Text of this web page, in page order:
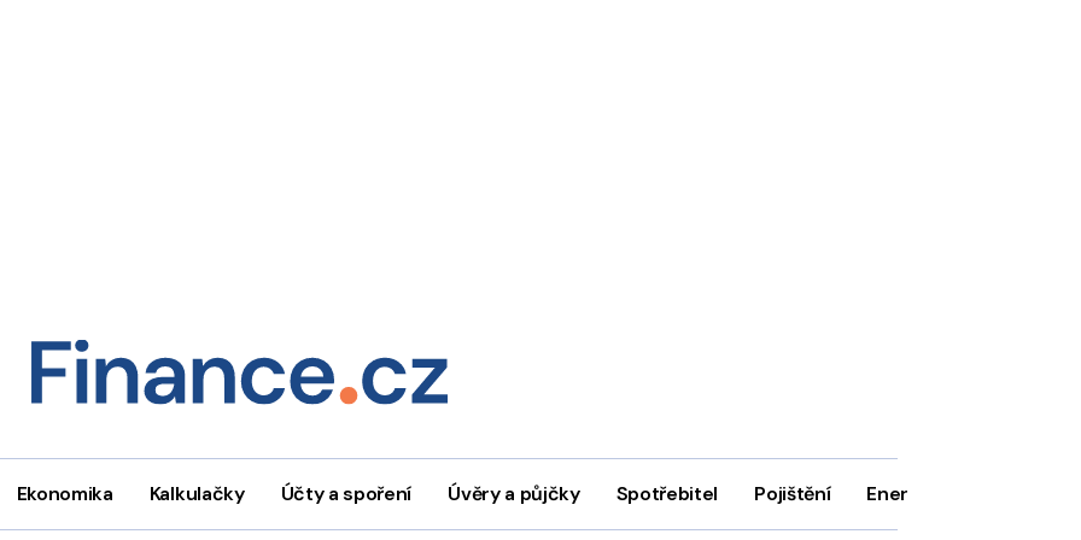
Ekonomika Kalkulačky Účty a spoření Úvěry a půjčky Spotřebitel Pojištění Energie